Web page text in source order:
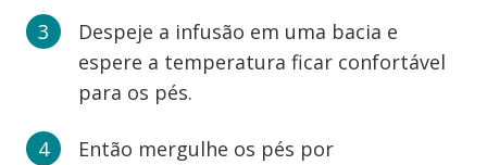
Despeje a infusão em uma bacia e
espere a temperatura ficar confortável
para os pés.
Então mergulhe os pés por